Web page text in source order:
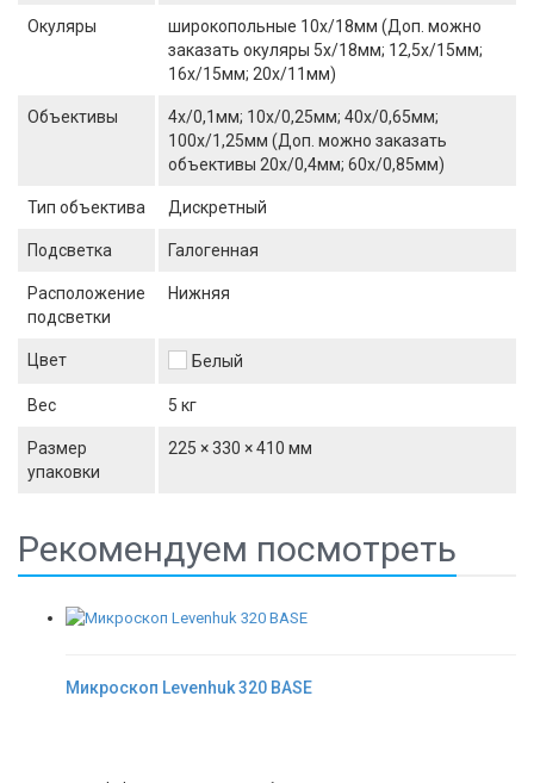
Окуляры
широкопольные 10х/18мм (Доп. можно
заказать окуляры 5х/18мм; 12,5х/15мм;
16х/15мм; 20х/11мм)
Объективы
4x/0,1мм; 10x/0,25мм; 40x/0,65мм;
100x/1,25мм (Доп. можно заказать
объективы 20x/0,4мм; 60x/0,85мм)
Тип объектива Дискретный
Подсветка Галогенная
Расположение
подсветки
Нижняя
Цвет Белый
Вес 5 кг
Размер
упаковки
225 × 330 × 410 мм
Рекомендуем посмотреть
Микроскоп Levenhuk 320 BASE